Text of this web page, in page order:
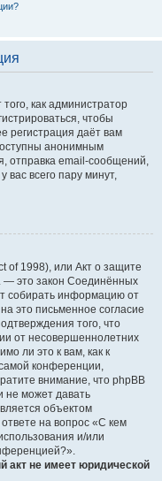
как администратор
чтобы
регистрация даёт вам
анонимным
отправка email-сообщений,
вас всего пару минут,
of 1998), или Акт о защите
— это закон Соединённых
собирать информацию от
это письменное согласие
того, что
от несовершеннолетних
ли это к вам, как к
конференции,
внимание, что phpBB
не может давать
объектом
на вопрос «С кем
и/или
акт не имеет юридической